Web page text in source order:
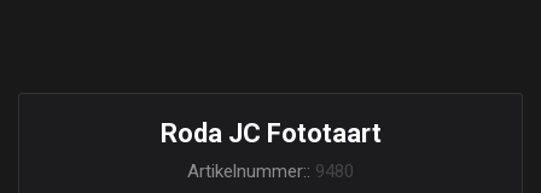
Roda JC Fototaart
Artikelnummer:: 9480